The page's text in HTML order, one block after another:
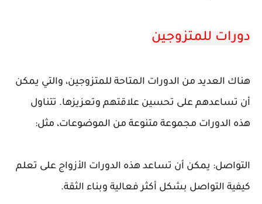
دورات للمتزوجين
هناك العديد من الدورات المتاحة للمتزوجين، والتي يمكن
أن تساعدهم على تحسين علاقتهم وتعزيزها. تتناول
هذه الدورات مجموعة متنوعة من الموضوعات، مثل:
التواصل: يمكن أن تساعد هذه الدورات الأزواج على تعلم
كيفية التواصل بشكل أكثر فعالية وبناء الثقة.